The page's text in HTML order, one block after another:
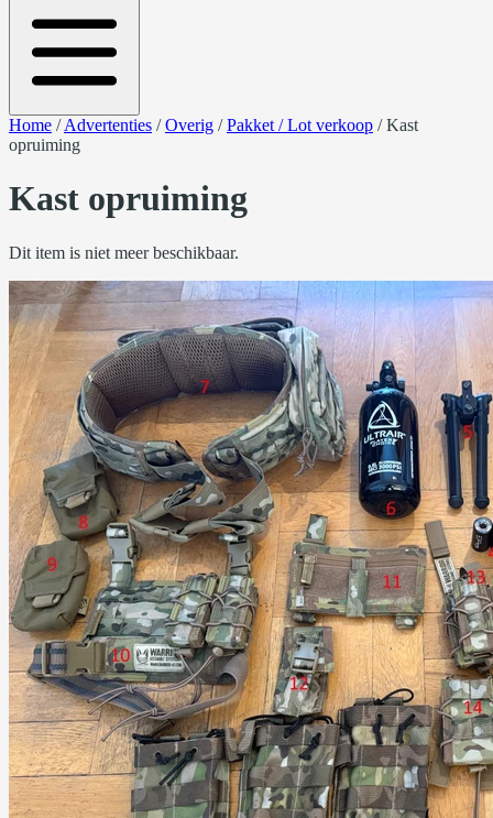
Home /Advertenties /Overig /Pakket / Lot verkoop /Kast
opruiming
Kast opruiming
Dit item is niet meer beschikbaar.